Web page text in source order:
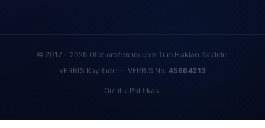
© 2017 - 2026 Ototransfercim.com Tüm Hakları Saklıdır.
VERBİS Kayıtlıdır — VERBİS No: 45664213
Gizlilik Politikası